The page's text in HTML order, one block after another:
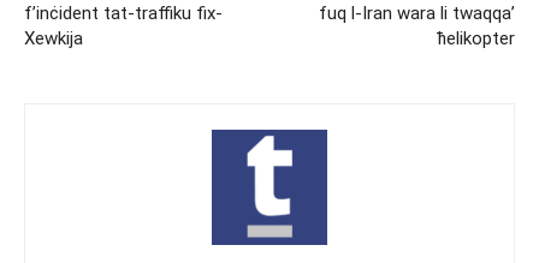
f’inċident tat-traffiku fix-
Xewkija
fuq l-Iran wara li twaqqa’
ħelikopter